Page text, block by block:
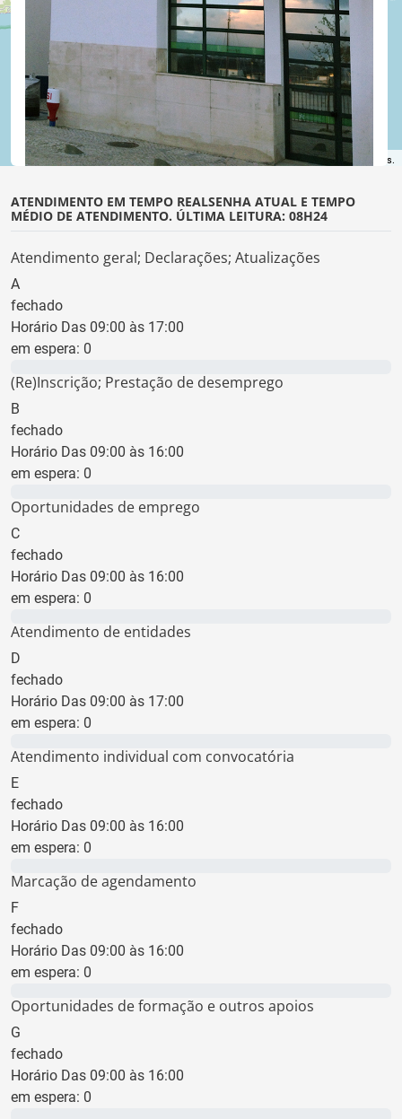
©OpenStreetMapcontributors.
ATENDIMENTO EM TEMPO REALSENHA ATUAL E TEMPO
MÉDIO DE ATENDIMENTO. ÚLTIMA LEITURA: 08H24
Atendimento geral; Declarações; Atualizações
A
fechado
Horário Das 09:00 às 17:00
em espera: 0
(Re)Inscrição; Prestação de desemprego
B
fechado
Horário Das 09:00 às 16:00
em espera: 0
Oportunidades de emprego
C
fechado
Horário Das 09:00 às 16:00
em espera: 0
Atendimento de entidades
D
fechado
Horário Das 09:00 às 17:00
em espera: 0
Atendimento individual com convocatória
E
fechado
Horário Das 09:00 às 16:00
em espera: 0
Marcação de agendamento
F
fechado
Horário Das 09:00 às 16:00
em espera: 0
Oportunidades de formação e outros apoios
G
fechado
Horário Das 09:00 às 16:00
em espera: 0